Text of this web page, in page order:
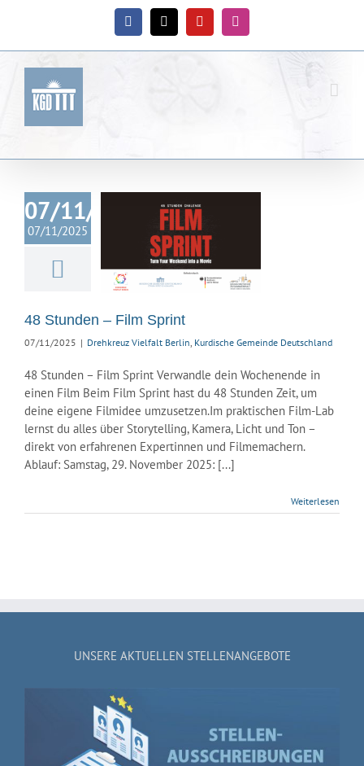
Facebook
X YouTubeInstagram
07/11/2025
07/11/2025
– Film
Sprint
48 Stunden – Film Sprint
07/11/2025 | Drehkreuz Vielfalt Berlin, Kurdische Gemeinde Deutschland
48 Stunden – Film Sprint Verwandle dein Wochenende in
einen Film Beim Film Sprint hast du 48 Stunden Zeit, um
deine eigene Filmidee umzusetzen.Im praktischen Film-Lab
lernst du alles über Storytelling, Kamera, Licht und Ton –
direkt von erfahrenen Expertinnen und Filmemachern.
Ablauf: Samstag, 29. November 2025: [...]
Weiterlesen
UNSERE AKTUELLEN STELLENANGEBOTE